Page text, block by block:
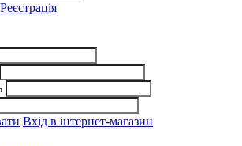
Реєстрація
Вхід в інтернет-магазин